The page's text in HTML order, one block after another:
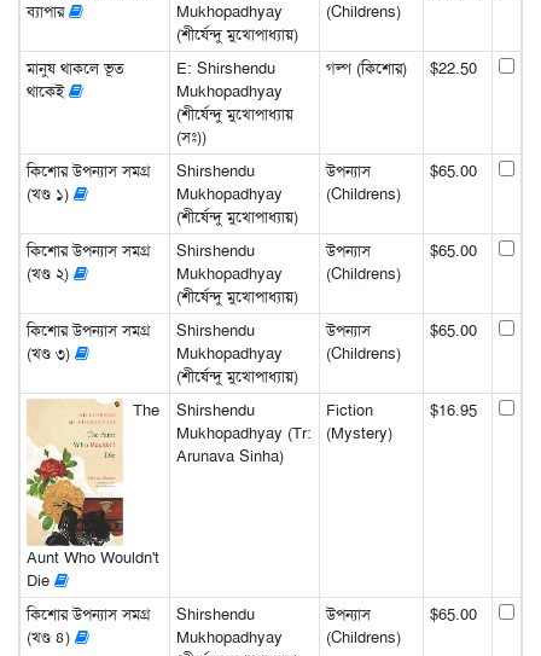
ব্যাপার
Mukhopadhyay
(শীর্ষেন্দু মুখোপাধ্যায়)
(Childrens)
মানুষ থাকলে ভূত
থাকেই
E: Shirshendu
Mukhopadhyay
(শীর্ষেন্দু মুখোপাধ্যায়
(সঃ))
গল্প (কিশোর) $22.50
কিশোর উপন্যাস সমগ্র
(খণ্ড ১)
Shirshendu
Mukhopadhyay
(শীর্ষেন্দু মুখোপাধ্যায়)
উপন্যাস
(Childrens)
$65.00
কিশোর উপন্যাস সমগ্র
(খণ্ড ২)
Shirshendu
Mukhopadhyay
(শীর্ষেন্দু মুখোপাধ্যায়)
উপন্যাস
(Childrens)
$65.00
কিশোর উপন্যাস সমগ্র
(খণ্ড ৩)
Shirshendu
Mukhopadhyay
(শীর্ষেন্দু মুখোপাধ্যায়)
উপন্যাস
(Childrens)
$65.00
The
Aunt Who Wouldn't
Die
Shirshendu
Mukhopadhyay (Tr:
Arunava Sinha)
Fiction
(Mystery)
$16.95
কিশোর উপন্যাস সমগ্র
(খণ্ড ৪)
Shirshendu
Mukhopadhyay
উপন্যাস
(Childrens)
$65.00